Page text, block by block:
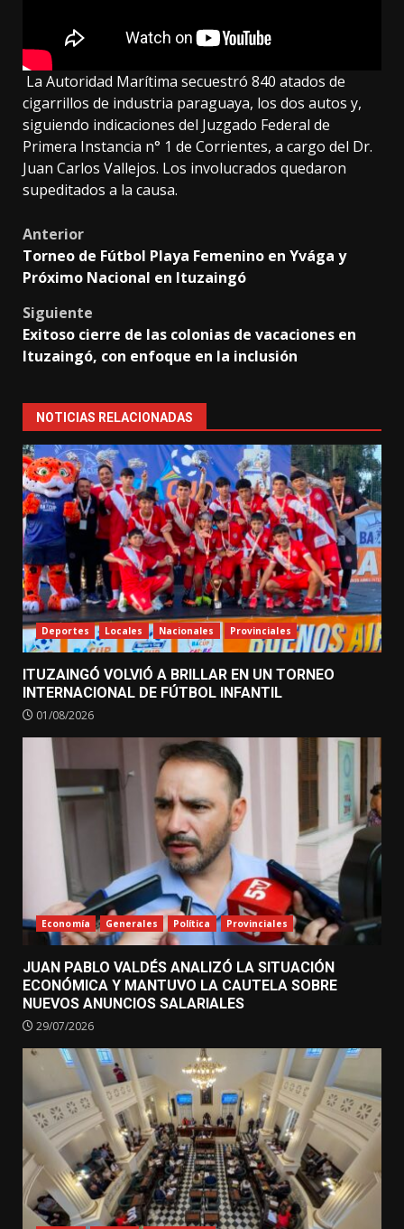
La Autoridad Marítima secuestró 840 atados de
cigarrillos de industria paraguaya, los dos autos y,
siguiendo indicaciones del Juzgado Federal de
Primera Instancia n° 1 de Corrientes, a cargo del Dr.
Juan Carlos Vallejos. Los involucrados quedaron
supeditados a la causa.
Post
navigation
Anterior
Torneo de Fútbol Playa Femenino en Yvága y
Próximo Nacional en Ituzaingó
Siguiente
Exitoso cierre de las colonias de vacaciones en
Ituzaingó, con enfoque en la inclusión
NOTICIAS RELACIONADAS
Deportes Locales Nacionales Provinciales
ITUZAINGÓ VOLVIÓ A BRILLAR EN UN TORNEO
INTERNACIONAL DE FÚTBOL INFANTIL
01/08/2026
Economía Generales Política Provinciales
JUAN PABLO VALDÉS ANALIZÓ LA SITUACIÓN
ECONÓMICA Y MANTUVO LA CAUTELA SOBRE
NUEVOS ANUNCIOS SALARIALES
29/07/2026